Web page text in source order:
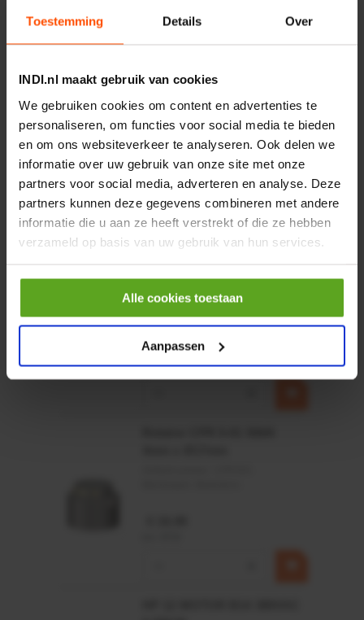
Toestemming Details Over
INDI.nl maakt gebruik van cookies
We gebruiken cookies om content en advertenties te
personaliseren, om functies voor social media te bieden
en om ons websiteverkeer te analyseren. Ook delen we
informatie over uw gebruik van onze site met onze
partners voor social media, adverteren en analyse. Deze
partners kunnen deze gegevens combineren met andere
informatie die u aan ze heeft verstrekt of die ze hebben
verzameld op basis van uw gebruik van hun services.
Alle cookies toestaan
Aanpassen
−
Vaak samen gekocht:
Motor 24VDC 2,2 kw + PTC
MPPDCM24V2200TP
€ 219,68
incl. BTW